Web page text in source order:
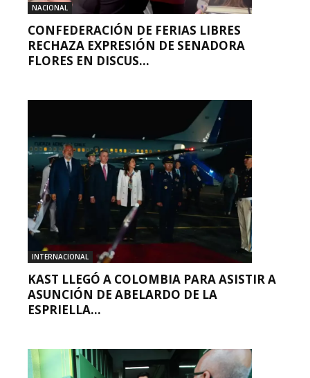
NACIONAL
CONFEDERACIÓN DE FERIAS LIBRES
RECHAZA EXPRESIÓN DE SENADORA
FLORES EN DISCUS...
INTERNACIONAL
KAST LLEGÓ A COLOMBIA PARA ASISTIR A
ASUNCIÓN DE ABELARDO DE LA
ESPRIELLA...